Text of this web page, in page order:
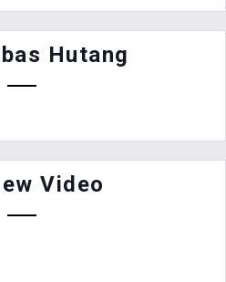
Hutang
Video